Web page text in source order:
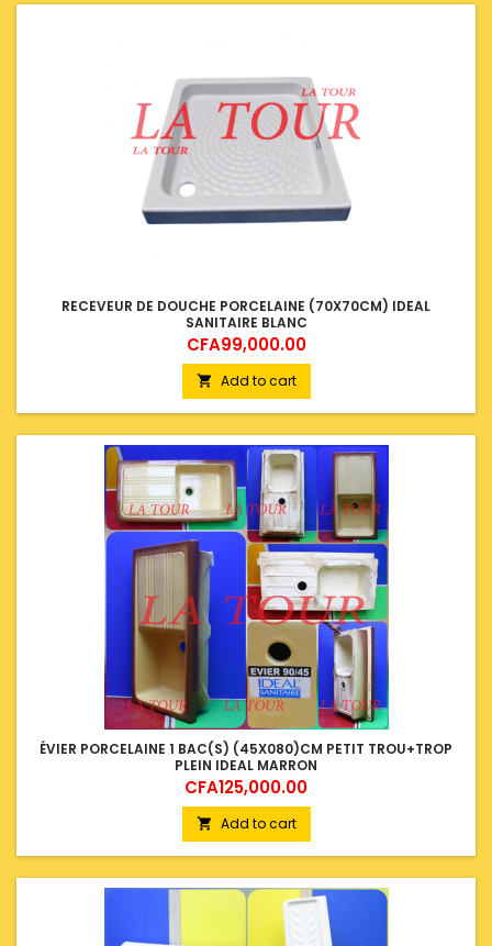
RECEVEUR DE DOUCHE PORCELAINE (70X70CM) IDEAL
SANITAIRE BLANC
Price
CFA99,000.00
 Add to cart
ÉVIER PORCELAINE 1 BAC(S) (45X080)CM PETIT TROU+TROP
PLEIN IDEAL MARRON
Price
CFA125,000.00
 Add to cart